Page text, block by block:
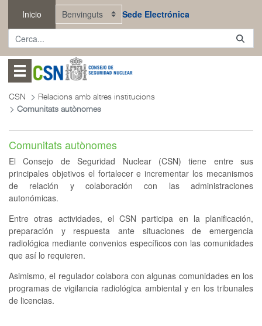
Salta al contingut principal
Inicio Sede Electrónica
Abrir menú
CSN
Relacions amb altres institucions
Comunitats autònomes
Comunitats autònomes
El Consejo de Seguridad Nuclear (CSN) tiene entre sus
principales objetivos el fortalecer e incrementar los mecanismos
de relación y colaboración con las administraciones
autonómicas.
Entre otras actividades, el CSN participa en la planificación,
preparación y respuesta ante situaciones de emergencia
radiológica mediante convenios específicos con las comunidades
que así lo requieren.
Asimismo, el regulador colabora con algunas comunidades en los
programas de vigilancia radiológica ambiental y en los tribunales
de licencias.